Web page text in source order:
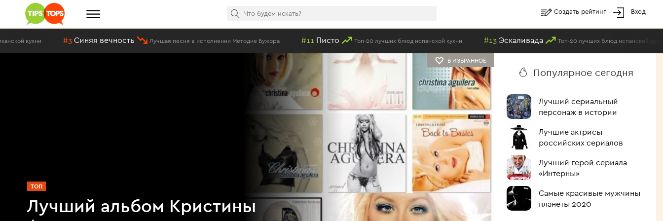
Создать рейтинг Вход
#3 Синяя вечность Лучшая песня в исполнении Методие Бужора #11 Писто Топ-20 лучших блюд испанской кухни #13 Эскаливада Топ-20 лучших блюд испанской кухни
В ИЗБРАННОЕ
ТОП
Лучший альбом Кристины
Популярное сегодня
Лучший сериальный
персонаж в истории
Лучшие актрисы
российских сериалов
Лучший герой сериала
«Интерны»
Самые красивые мужчины
планеты 2020